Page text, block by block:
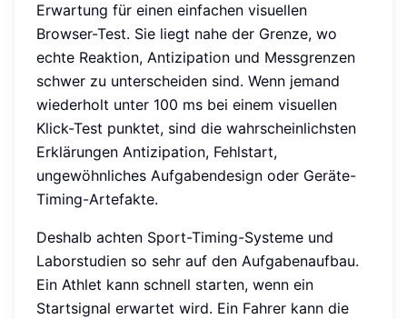
Erwartung für einen einfachen visuellen
Browser-Test. Sie liegt nahe der Grenze, wo
echte Reaktion, Antizipation und Messgrenzen
schwer zu unterscheiden sind. Wenn jemand
wiederholt unter 100 ms bei einem visuellen
Klick-Test punktet, sind die wahrscheinlichsten
Erklärungen Antizipation, Fehlstart,
ungewöhnliches Aufgabendesign oder Geräte-
Timing-Artefakte.
Deshalb achten Sport-Timing-Systeme und
Laborstudien so sehr auf den Aufgabenaufbau.
Ein Athlet kann schnell starten, wenn ein
Startsignal erwartet wird. Ein Fahrer kann die